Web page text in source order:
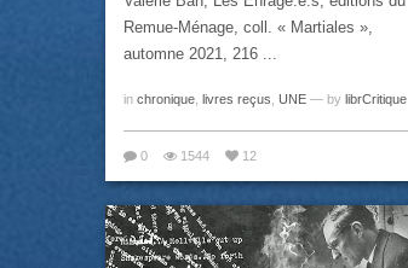
Remue-Ménage, coll. « Martiales »,
automne 2021, 216 ...
in chronique livres reçus UNE — by librCritique
0 1544 12